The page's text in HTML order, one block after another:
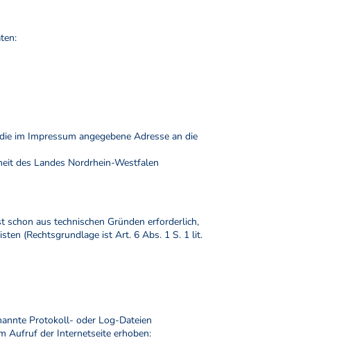
im Impressum angegebene Adresse an die
des Landes Nordrhein-Westfalen
schon aus technischen Gründen erforderlich,
(Rechtsgrundlage ist Art. 6 Abs. 1 S. 1 lit.
Protokoll- oder Log-Dateien
Aufruf der Internetseite erhoben: